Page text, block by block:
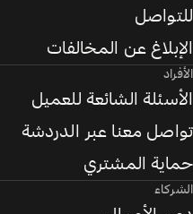
للتواصل
الإبلاغ عن المخالفات
الأفراد
الأسئلة الشائعة للعميل
تواصل معنا عبر الدردشة
حماية المشتري
الشركاء